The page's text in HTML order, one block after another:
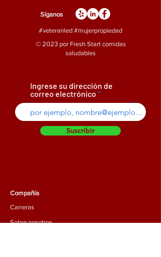
Síganos
#veteranled #mujerpropiedad
© 2023 por Fresh Start comidas
saludables
Ingrese su dirección de
correo electrónico
Suscribir
Compañía
Carreras
Sobre nosotros